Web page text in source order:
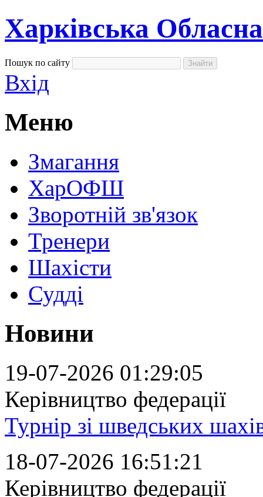
Харкiвська
Пошук по сайту
Вхід
Меню
Змагання
ХарОФШ
Зворотній зв'язок
Тренери
Шахісти
Судді
Новини
19-07-2026 01:29:05
Керівництво федерації
Турнір зі шведських
18-07-2026 16:51:21
Керівництво федерації